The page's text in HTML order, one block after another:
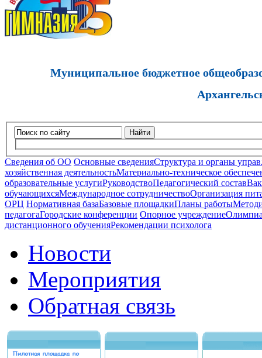
Муниципальное бюджетное
Найти
Сведения об ОО Основные сведенияСтруктура и органы
хозяйственная деятельностьМатериально-техническое
образовательные услугиРуководствоПедагогический состав
обучающихсяМеждународное сотрудничествоОрганизация
ОРЦ Нормативная базаБазовые площадкиПланы работы
педагогаГородские конференции Опорное учреждение
дистанционного обученияРекомендации психолога
Новости
Мероприятия
Обратная связь